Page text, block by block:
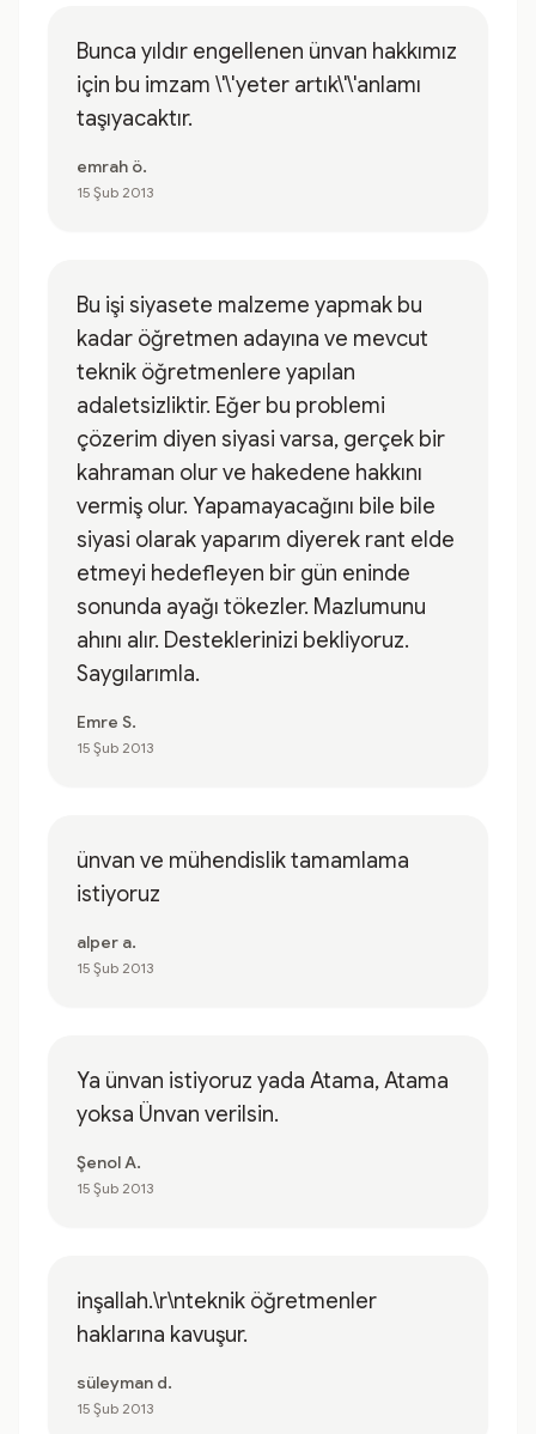
Bunca yıldır engellenen ünvan hakkımız
için bu imzam \'\'yeter artık\'\'anlamı
taşıyacaktır.
emrah ö.
15 Şub 2013
Bu işi siyasete malzeme yapmak bu
kadar öğretmen adayına ve mevcut
teknik öğretmenlere yapılan
adaletsizliktir. Eğer bu problemi
çözerim diyen siyasi varsa, gerçek bir
kahraman olur ve hakedene hakkını
vermiş olur. Yapamayacağını bile bile
siyasi olarak yaparım diyerek rant elde
etmeyi hedefleyen bir gün eninde
sonunda ayağı tökezler. Mazlumunu
ahını alır. Desteklerinizi bekliyoruz.
Saygılarımla.
Emre S.
15 Şub 2013
ünvan ve mühendislik tamamlama
istiyoruz
alper a.
15 Şub 2013
Ya ünvan istiyoruz yada Atama, Atama
yoksa Ünvan verilsin.
Şenol A.
15 Şub 2013
inşallah.\r\nteknik öğretmenler
haklarına kavuşur.
süleyman d.
15 Şub 2013